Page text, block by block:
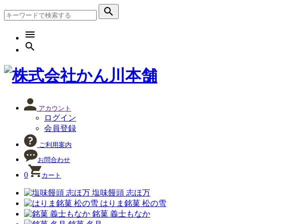
search
menu
search
アカウント
ログイン
会員登録
ご利用案内
お問合わせ
0 カート
塩味饅頭 志ほ万
はりま銘菓 松の雪
銘菓 義士もなか